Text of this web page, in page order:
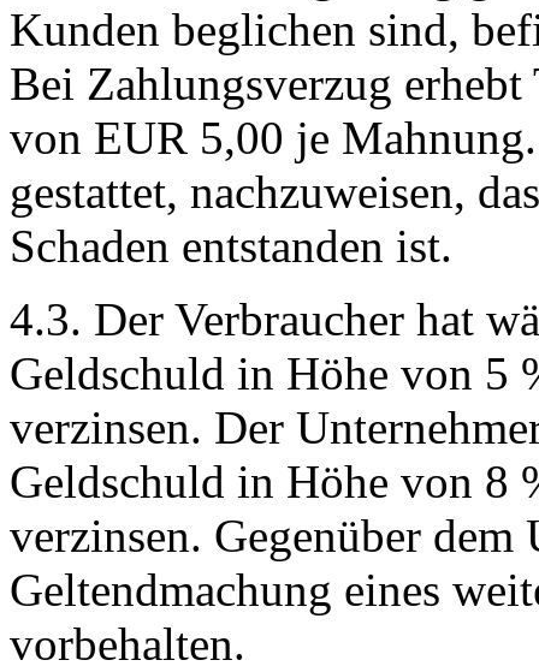
Kunden beglichen sind,
Bei Zahlungsverzug erhebt
von EUR 5,00 je
gestattet, nachzuweisen,
Schaden entstanden ist.
4.3. Der Verbraucher hat
Geldschuld in Höhe von 5
verzinsen. Der
Geldschuld in Höhe von 8
verzinsen. Gegenüber
Geltendmachung eines
vorbehalten.